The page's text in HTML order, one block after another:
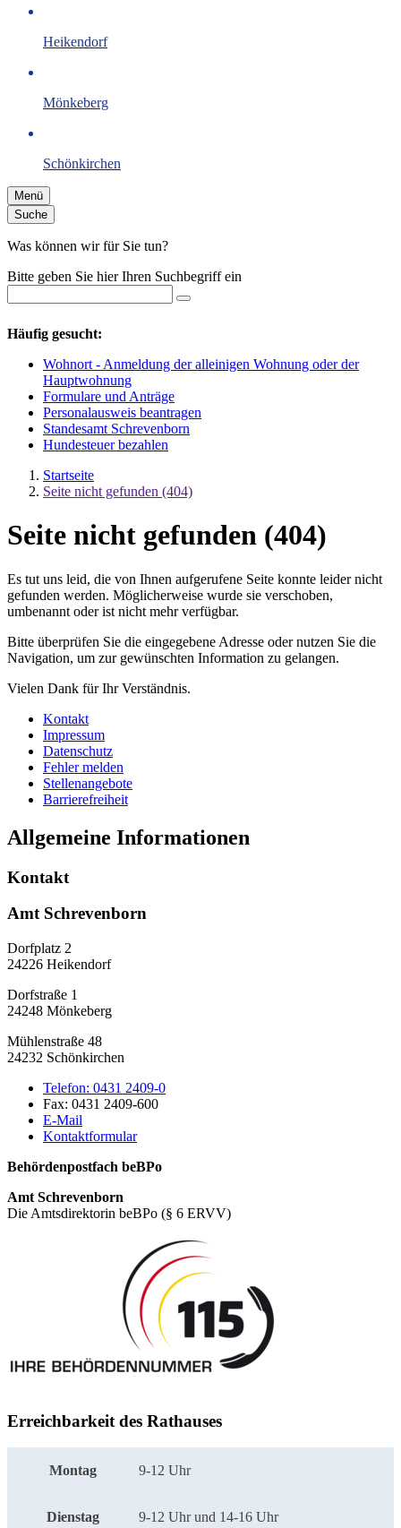
Heikendorf
Mönkeberg
Schönkirchen
Menü
Suche
Was können wir für Sie tun?
Bitte geben Sie hier Ihren Suchbegriff ein
Häufig gesucht:
Wohnort - Anmeldung der alleinigen Wohnung oder der
Hauptwohnung
Formulare und Anträge
Personalausweis beantragen
Standesamt Schrevenborn
Hundesteuer bezahlen
Startseite
Seite nicht gefunden (404)
Seite nicht gefunden (404)
Es tut uns leid, die von Ihnen aufgerufene Seite konnte leider nicht
gefunden werden. Möglicherweise wurde sie verschoben,
umbenannt oder ist nicht mehr verfügbar.
Bitte überprüfen Sie die eingegebene Adresse oder nutzen Sie die
Navigation, um zur gewünschten Information zu gelangen.
Vielen Dank für Ihr Verständnis.
Kontakt
Impressum
Datenschutz
Fehler melden
Stellenangebote
Barrierefreiheit
Allgemeine Informationen
Kontakt
Amt Schrevenborn
Dorfplatz 2
24226 Heikendorf
Dorfstraße 1
24248 Mönkeberg
Mühlenstraße 48
24232 Schönkirchen
Telefon: 0431 2409-0
Fax: 0431 2409-600
E-Mail
Kontaktformular
Behördenpostfach beBPo
Amt Schrevenborn
Die Amtsdirektorin beBPo (§ 6 ERVV)
Erreichbarkeit des Rathauses
Montag 9-12 Uhr
Dienstag 9-12 Uhr und 14-16 Uhr